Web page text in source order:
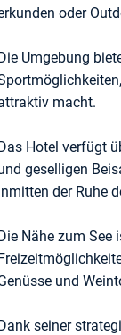
oder
Umgebung
macht.
Hotel verfügt
geselligen
der Ruhe
Nähe zum See
und
seiner